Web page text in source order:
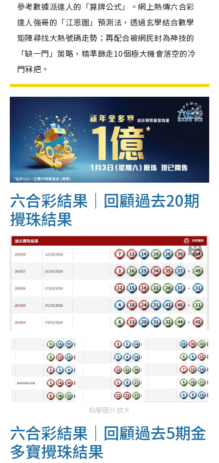
參考數據派達人的「算牌公式」。網上熱傳六合彩
達人強哥的「江恩圖」預測法，透過玄學結合數學
矩陣尋找大熱號碼走勢；再配合被網民封為神技的
「缺一門」策略，精準篩走10個極大機會落空的冷
門冧把。
六合彩結果｜回顧過去20期
攪珠結果
點擊圖片放大
六合彩結果｜回顧過去5期金
多寶攪珠結果